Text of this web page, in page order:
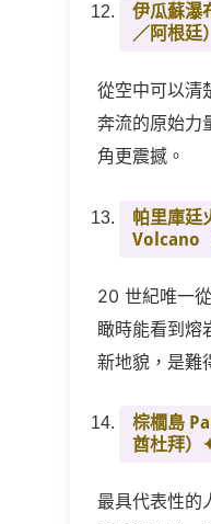
伊瓜蘇瀑
／阿根廷）
從空中可以清
奔流的原始力
角更震撼。
帕里庫廷
Volcano
20 世紀唯一
瞰時能看到熔
新地貌，是難
棕櫚島
酋杜拜）
最具代表性的